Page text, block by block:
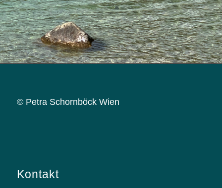
© Petra Schornböck Wien
Kontakt